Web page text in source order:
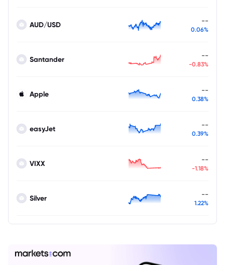
AUD/USD --
0.06%
Santander --
-0.83%
Apple --
0.38%
easyJet --
0.39%
VIXX --
-1.18%
Silver --
1.22%